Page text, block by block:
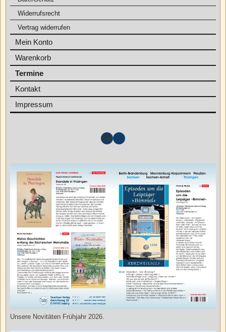
Widerrufsrecht
Vertrag widerrufen
Mein Konto
Warenkorb
Termine
Kontakt
Impressum
Unsere Novitäten Frühjahr 2026.